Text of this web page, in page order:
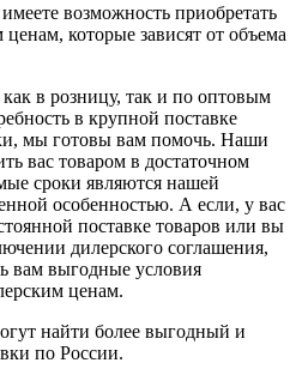
возможность приобретать
которые зависят от объема
в розницу, так и по оптовым
в крупной поставке
мы готовы вам помочь. Наши
вас товаром в достаточном
сроки являются нашей
особенностью. А если, у вас
поставке товаров или вы
дилерского соглашения,
вам выгодные условия
ценам.
найти более выгодный и
по России.